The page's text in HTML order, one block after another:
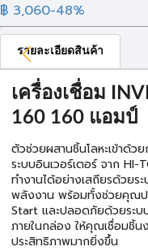
฿ 3,060-48%
รายละเอียดสินค้า
เครื่องเชื่อม
160 160 แอมป์
ตัวช่วยผสานชิ้นโลหะเข้าด้ว
ระบบอินเวอร์เตอร์ จาก HI-
ทำงานได้อย่างเสถียรด้วยร
พลังงาน พร้อมทั้งช่วยคุณป
Start และปลอดภัยด้วยระ
ภายในกล่อง ให้คุณเชื่อมชิ้น
ประสิทธิภาพมากยิ่งขึ้น